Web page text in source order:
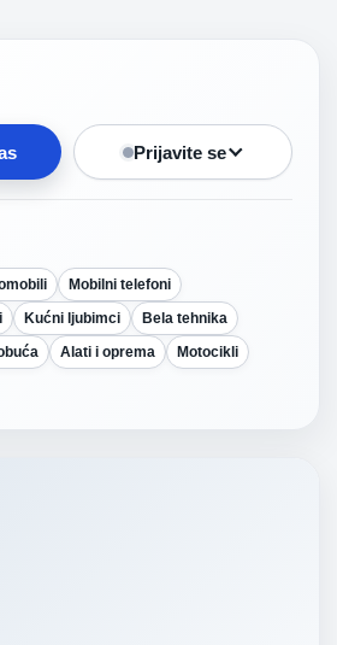
Prijavite se
Mobilni telefoni
Kućni ljubimci
Bela tehnika
Alati i oprema
Motocikli